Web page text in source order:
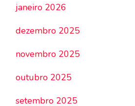
janeiro 2026
dezembro 2025
novembro 2025
outubro 2025
setembro 2025